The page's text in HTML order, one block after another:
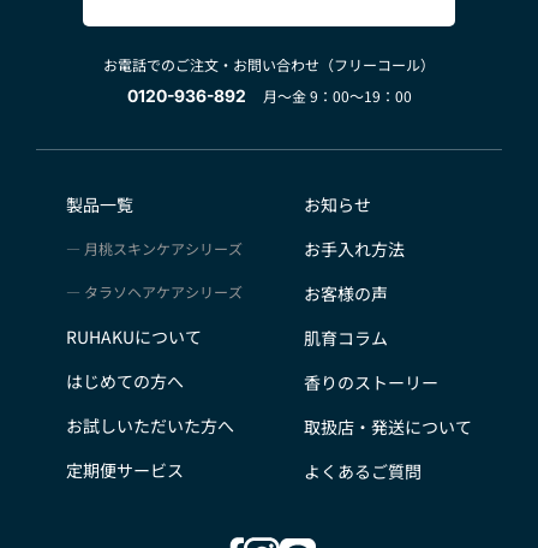
お電話でのご注文・お問い合わせ（フリーコール）
0120-936-892
月～金 9：00～19：00
製品一覧
月桃スキンケアシリーズ
タラソヘアケアシリーズ
RUHAKUについて
はじめての方へ
お試しいただいた方へ
定期便サービス
お知らせ
お手入れ方法
お客様の声
肌育コラム
香りのストーリー
取扱店・発送について
よくあるご質問